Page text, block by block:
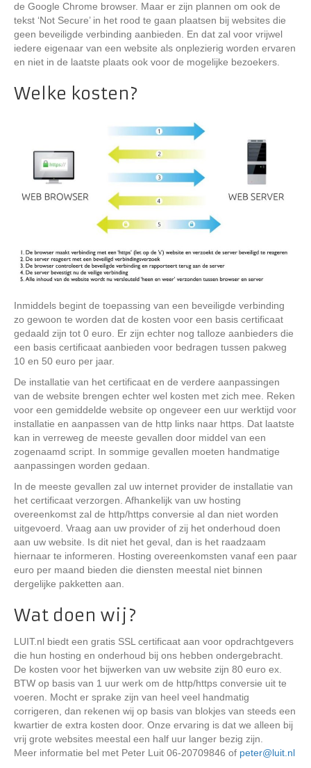
de Google Chrome browser. Maar er zijn plannen om ook de
tekst ‘Not Secure’ in het rood te gaan plaatsen bij websites die
geen beveiligde verbinding aanbieden. En dat zal voor vrijwel
iedere eigenaar van een website als onplezierig worden ervaren
en niet in de laatste plaats ook voor de mogelijke bezoekers.
Welke kosten?
Inmiddels begint de toepassing van een beveiligde verbinding
zo gewoon te worden dat de kosten voor een basis certificaat
gedaald zijn tot 0 euro. Er zijn echter nog talloze aanbieders die
een basis certificaat aanbieden voor bedragen tussen pakweg
10 en 50 euro per jaar.
De installatie van het certificaat en de verdere aanpassingen
van de website brengen echter wel kosten met zich mee. Reken
voor een gemiddelde website op ongeveer een uur werktijd voor
installatie en aanpassen van de http links naar https. Dat laatste
kan in verreweg de meeste gevallen door middel van een
zogenaamd script. In sommige gevallen moeten handmatige
aanpassingen worden gedaan.
In de meeste gevallen zal uw internet provider de installatie van
het certificaat verzorgen. Afhankelijk van uw hosting
overeenkomst zal de http/https conversie al dan niet worden
uitgevoerd. Vraag aan uw provider of zij het onderhoud doen
aan uw website. Is dit niet het geval, dan is het raadzaam
hiernaar te informeren. Hosting overeenkomsten vanaf een paar
euro per maand bieden die diensten meestal niet binnen
dergelijke pakketten aan.
Wat doen wij?
LUIT.nl biedt een gratis SSL certificaat aan voor opdrachtgevers
die hun hosting en onderhoud bij ons hebben ondergebracht.
De kosten voor het bijwerken van uw website zijn 80 euro ex.
BTW op basis van 1 uur werk om de http/https conversie uit te
voeren. Mocht er sprake zijn van heel veel handmatig
corrigeren, dan rekenen wij op basis van blokjes van steeds een
kwartier de extra kosten door. Onze ervaring is dat we alleen bij
vrij grote websites meestal een half uur langer bezig zijn.
Meer informatie bel met Peter Luit 06-20709846 of peter@luit.nl